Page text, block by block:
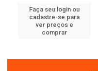
Faça seu login ou
cadastre-se para
ver preços e
comprar